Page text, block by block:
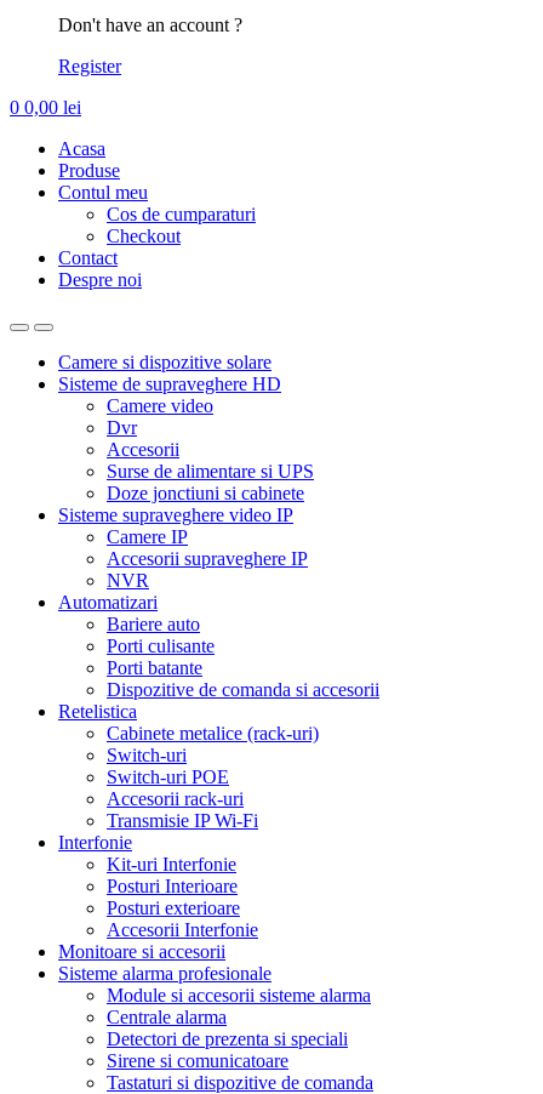
Don't have an account ?
Register
0 0,00 lei
Acasa
Produse
Contul meu
Cos de cumparaturi
Checkout
Contact
Despre noi
Camere si dispozitive solare
Sisteme de supraveghere HD
Camere video
Dvr
Accesorii
Surse de alimentare si UPS
Doze jonctiuni si cabinete
Sisteme supraveghere video IP
Camere IP
Accesorii supraveghere IP
NVR
Automatizari
Bariere auto
Porti culisante
Porti batante
Dispozitive de comanda si accesorii
Retelistica
Cabinete metalice (rack-uri)
Switch-uri
Switch-uri POE
Accesorii rack-uri
Transmisie IP Wi-Fi
Interfonie
Kit-uri Interfonie
Posturi Interioare
Posturi exterioare
Accesorii Interfonie
Monitoare si accesorii
Sisteme alarma profesionale
Module si accesorii sisteme alarma
Centrale alarma
Detectori de prezenta si speciali
Sirene si comunicatoare
Tastaturi si dispozitive de comanda